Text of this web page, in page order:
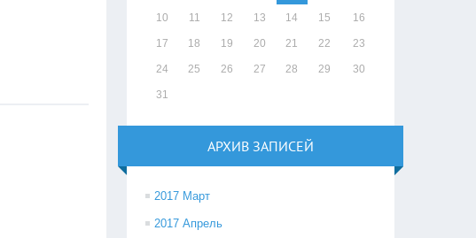
10 11 12 13 14 15 16
17 18 19 20 21 22 23
24 25 26 27 28 29 30
31
АРХИВ ЗАПИСЕЙ
2017 Март
2017 Апрель